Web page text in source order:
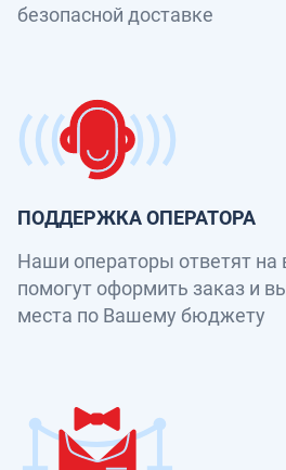
безопасной доставке
ПОДДЕРЖКА ОПЕРАТОРА
Наши операторы ответят на
помогут оформить заказ и
места по Вашему бюджету